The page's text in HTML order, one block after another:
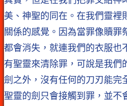
美、神聖的同在。在我們靈裡
關係的感覺。因為當罪像贖罪
都會消失，就連我們的衣服也
有聖靈來清除罪，可說是我們
劍之外，沒有任何的刀刃能完
聖靈的劍只會接觸到罪，並不